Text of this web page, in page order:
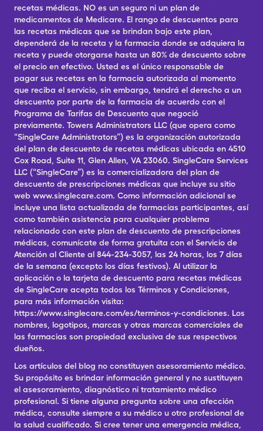
recetas médicas. NO es un seguro ni un plan de
medicamentos de Medicare. El rango de descuentos para
las recetas médicas que se brindan bajo este plan,
dependerá de la receta y la farmacia donde se adquiera la
receta y puede otorgarse hasta un 80% de descuento sobre
el precio en efectivo. Usted es el único responsable de
pagar sus recetas en la farmacia autorizada al momento
que reciba el servicio, sin embargo, tendrá el derecho a un
descuento por parte de la farmacia de acuerdo con el
Programa de Tarifas de Descuento que negoció
previamente. Towers Administrators LLC (que opera como
“SingleCare Administrators”) es la organización autorizada
del plan de descuento de recetas médicas ubicada en 4510
Cox Road, Suite 11, Glen Allen, VA 23060. SingleCare Services
LLC (“SingleCare”) es la comercializadora del plan de
descuento de prescripciones médicas que incluye su sitio
web www.singlecare.com. Como información adicional se
incluye una lista actualizada de farmacias participantes, así
como también asistencia para cualquier problema
relacionado con este plan de descuento de prescripciones
médicas, comunícate de forma gratuita con el Servicio de
Atención al Cliente al 844-234-3057, las 24 horas, los 7 días
de la semana (excepto los días festivos). Al utilizar la
aplicación o la tarjeta de descuento para recetas médicas
de SingleCare acepta todos los Términos y Condiciones,
para más información visita:
https://www.singlecare.com/es/terminos-y-condiciones. Los
nombres, logotipos, marcas y otras marcas comerciales de
las farmacias son propiedad exclusiva de sus respectivos
dueños.
Los artículos del blog no constituyen asesoramiento médico.
Su propósito es brindar información general y no sustituyen
el asesoramiento, diagnóstico ni tratamiento médico
profesional. Si tiene alguna pregunta sobre una afección
médica, consulte siempre a su médico u otro profesional de
la salud cualificado. Si cree tener una emergencia médica,